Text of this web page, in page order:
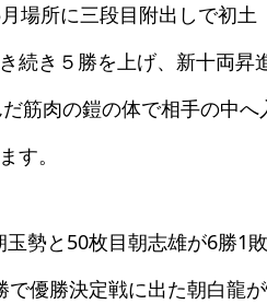
場所に三段目附出しで初土
続き５勝を上げ、新十両昇
筋肉の鎧の体で相手の中へ
す。
勢と50枚目朝志雄が6勝1
優勝決定戦に出た朝白龍